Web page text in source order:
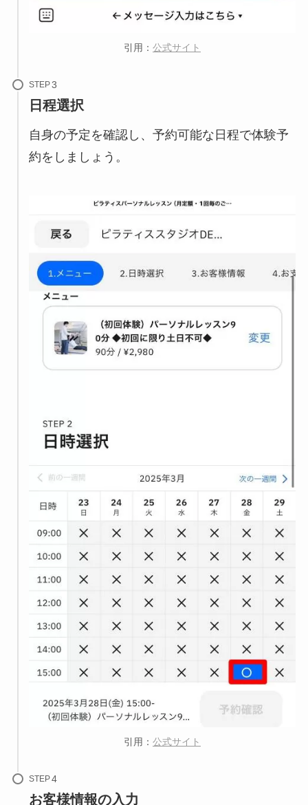
引用： 公式サイト
STEP
日程選択
自身の予定を確認し、予約可能な日程で体験予
約をしましょう。
引用： 公式サイト
STEP
お客様情報の入力